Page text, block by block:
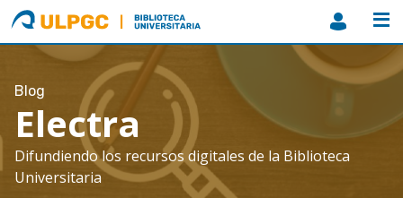
ULPGC
Biblioteca
ULPGC
Blog
Electra
Difundiendo los recursos digitales de la Biblioteca
Universitaria